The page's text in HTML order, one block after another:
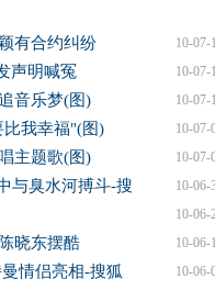
10-07-
有合约纠纷
10-07-
声明喊冤
10-07-
音乐梦(图)
10-07-
我幸福"(图)
10-07-
主题歌(图)
10-06-
与臭水河搏斗-搜
10-06-
10-06-
晓东摆酷
10-06-
情侣亮相-搜狐